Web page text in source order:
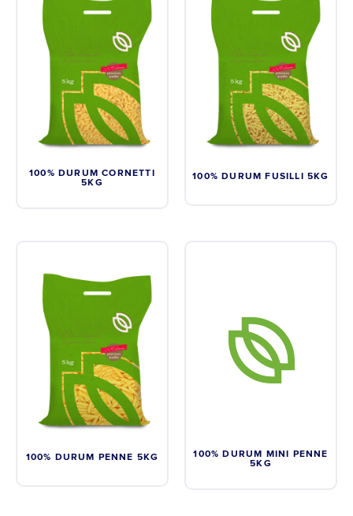
100% DURUM CORNETTI
5KG
100% DURUM FUSILLI 5KG
100% DURUM PENNE 5KG
100% DURUM MINI PENNE
5KG